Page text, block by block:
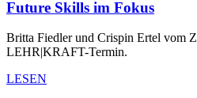
Future Skills im Fokus
Britta Fiedler und Crispin Ertel vom
LEHR|KRAFT-Termin.
LESEN